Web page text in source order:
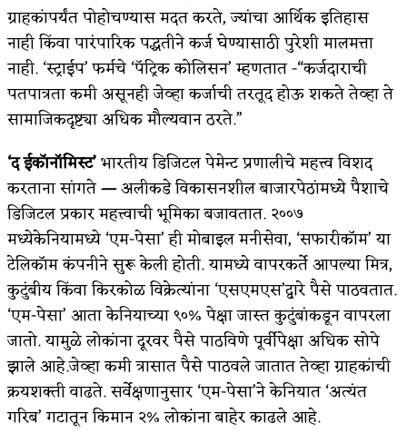
ग्राहकांपर्यंत पोहोचण्यास मदत करते, ज्यांचा आर्थिक इतिहास
नाही किंवा पारंपारिक पद्धतीने कर्ज घेण्यासाठी पुरेशी मालमत्ता
नाही. ‘स्ट्राईप’ फर्मचे ‘पॅट्रिक कोलिसन’ म्हणतात -“कर्जदाराची
पतपात्रता कमी असूनही जेव्हा कर्जाची तरतूद होऊ शकते तेव्हा ते
सामाजिकदृष्ट्या अधिक मौल्यवान ठरते.”
‘द ईकॉनॉमिस्ट’भारतीय डिजिटल पेमेन्ट प्रणालीचे महत्त्व विशद
करताना सांगते—अलीकडे विकासनशील बाजारपेठांमध्ये पैशाचे
डिजिटल प्रकार महत्त्वाची भूमिका बजावतात. २००७
मध्येकेनियामध्ये ‘एम-पेसा’ ही मोबाइल मनीसेवा, ‘सफारीकॉम’ या
टेलिकॉम कंपनीने सुरू केली होती. यामध्ये वापरकर्ते आपल्या मित्र,
कुटुंबीय किंवा किरकोळ विक्रेत्यांना ‘एसएमएस’द्वारे पैसे पाठवतात.
‘एम-पेसा’ आता केनियाच्या ९०% पेक्षा जास्त कुटुंबांकडून वापरला
जातो. यामुळे लोकांना दूरवर पैसे पाठविणे पूर्वीपेक्षा अधिक सोपे
झाले आहे.जेव्हा कमी त्रासात पैसे पाठवले जातात तेव्हा ग्राहकांची
क्रयशक्ती वाढते. सर्वेक्षणानुसार ‘एम-पेसा’ने केनियात ‘अत्यंत
गरिब’ गटातून किमान २% लोकांना बाहेर काढले आहे.